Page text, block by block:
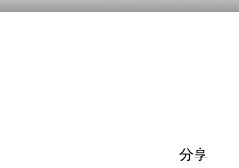
分享